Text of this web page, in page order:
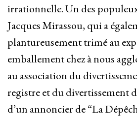
irrationnelle. Un des
Jacques Mirassou, qui a
plantureusement trimé au
emballement chez à nous
au association du
registre et du divertissement
d’un annoncier de “La